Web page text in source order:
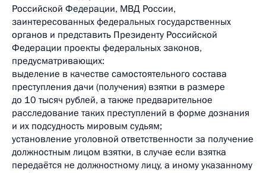
Российской Федерации, МВД России,
заинтересованных федеральных государственных
органов и представить Президенту Российской
Федерации проекты федеральных законов,
предусматривающих:
выделение в качестве самостоятельного состава
преступления дачи (получения) взятки в размере
до 10 тысяч рублей, а также предварительное
расследование таких преступлений в форме дознания
и их подсудность мировым судьям;
установление уголовной ответственности за получение
должностным лицом взятки, в случае если взятка
передаётся не должностному лицу, а иному указанному